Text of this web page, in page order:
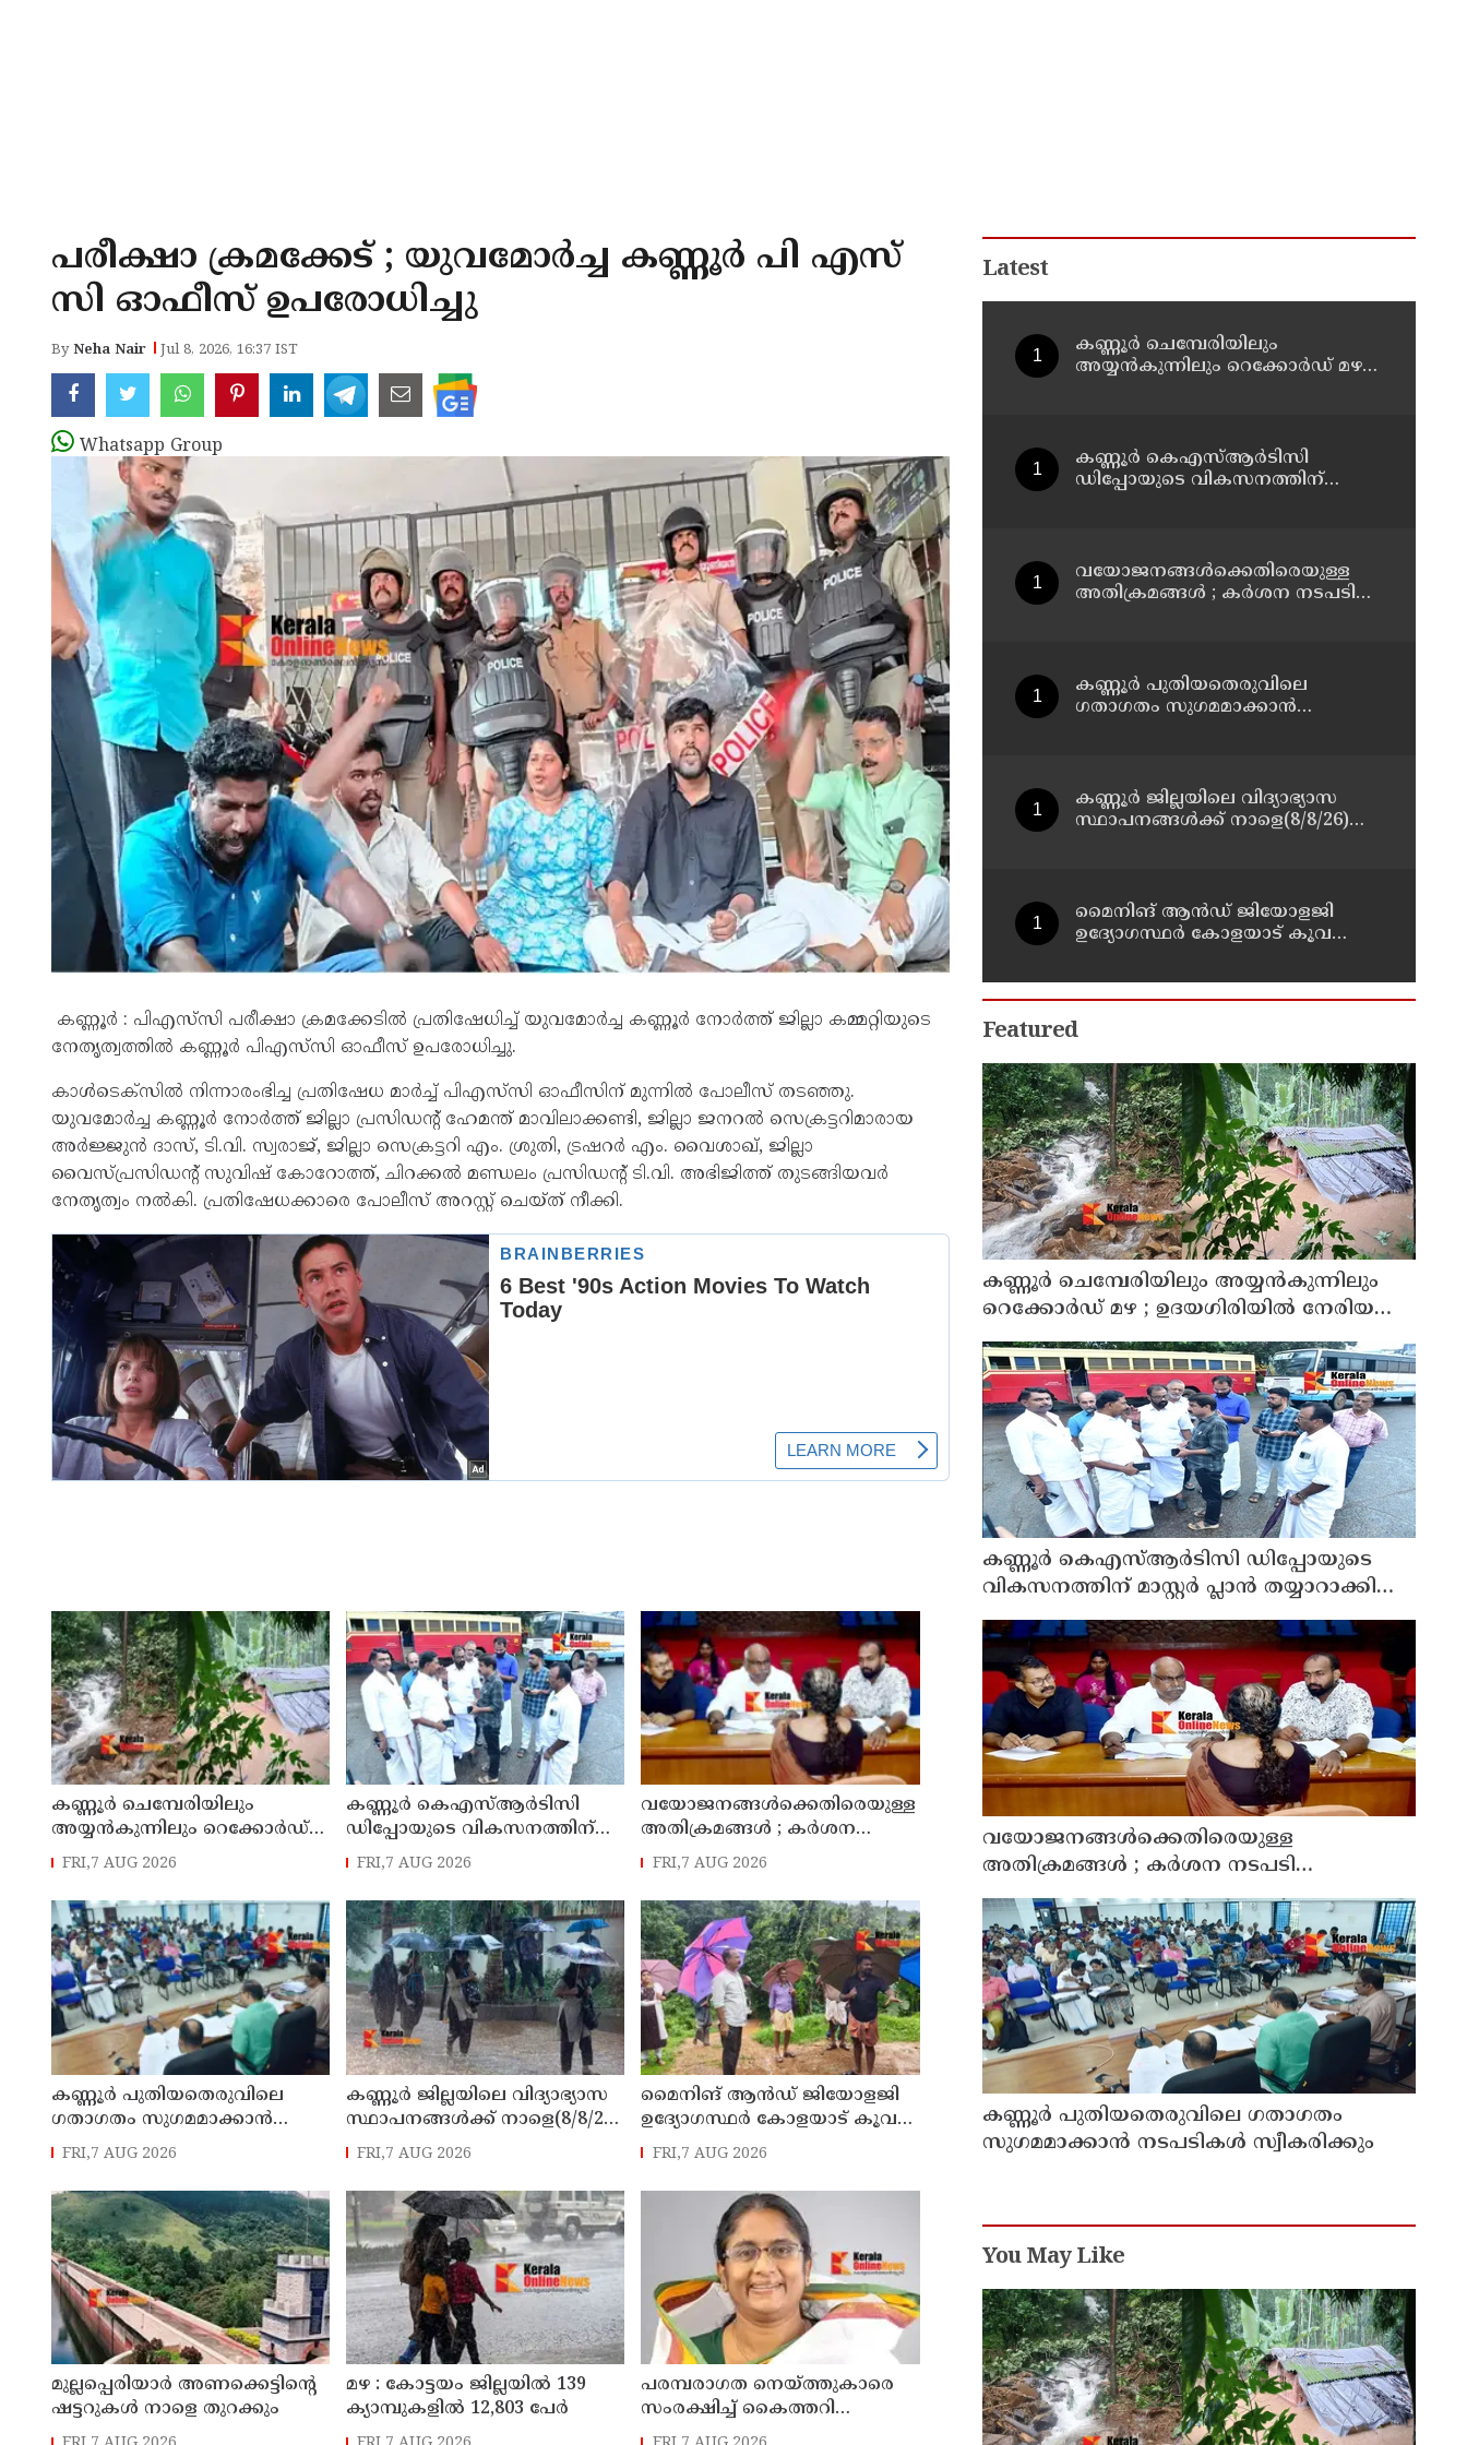
പരീക്ഷാ ക്രമക്കേട് ; യുവമോര്‍ച്ച കണ്ണൂര്‍ പി എസ്‌
സി ഓഫീസ് ഉപരോധിച്ചു
ByNeha Nair Jul 8, 2026, 16:37 IST
Whatsapp Group
കണ്ണൂര്‍ : പിഎസ്‌സി പരീക്ഷാ ക്രമക്കേടില്‍ പ്രതിഷേധിച്ച് യുവമോര്‍ച്ച കണ്ണൂര്‍ നോര്‍ത്ത് ജില്ലാ കമ്മറ്റിയുടെ
നേതൃത്വത്തില്‍ കണ്ണൂര്‍ പിഎസ്‌സി ഓഫീസ് ഉപരോധിച്ചു.
കാള്‍ടെക്‌സില്‍ നിന്നാരംഭിച്ച പ്രതിഷേധ മാര്‍ച്ച് പിഎസ്‌സി ഓഫീസിന് മുന്നില്‍ പോലീസ് തടഞ്ഞു.
യുവമോര്‍ച്ച കണ്ണൂര്‍ നോര്‍ത്ത് ജില്ലാ പ്രസിഡന്റ് ഹേമന്ത് മാവിലാക്കണ്ടി, ജില്ലാ ജനറല്‍ സെക്രട്ടറിമാരായ
അര്‍ജ്ജുന്‍ ദാസ്, ടി.വി. സ്വരാജ്, ജില്ലാ സെക്രട്ടറി എം. ശ്രുതി, ട്രഷറര്‍ എം. വൈശാഖ്, ജില്ലാ
വൈസ്പ്രസിഡന്റ് സുവിഷ് കോറോത്ത്, ചിറക്കല്‍ മണ്ഡലം പ്രസിഡന്റ് ടി.വി. അഭിജിത്ത് തുടങ്ങിയവര്‍
നേതൃത്വം നല്‍കി. പ്രതിഷേധക്കാരെ പോലീസ് അറസ്റ്റ് ചെയ്ത് നീക്കി.
കണ്ണൂർ ചെമ്പേരിയിലും
അയ്യൻകുന്നിലും റെക്കോർഡ്
മഴ ; ഉദയഗിരിയിൽ നേരിയ
ക്യാമ്പിലേക്ക് മാറ്റി
FRI,7 AUG 2026
കണ്ണൂർ കെഎസ്ആർടിസി
ഡിപ്പോയുടെ വികസനത്തിന്
മാസ്റ്റർ പ്ലാൻ തയ്യാറാക്കി
എം എൽ എ
FRI,7 AUG 2026
വയോജനങ്ങൾക്കെതിരെയുള്ള
അതിക്രമങ്ങൾ ; കർശന
നടപടി സ്വീകരിക്കുമെന്ന്
FRI,7 AUG 2026
കണ്ണൂർ പുതിയതെരുവിലെ
ഗതാഗതം സുഗമമാക്കാന്‍
നടപടികള്‍ സ്വീകരിക്കും
FRI,7 AUG 2026
കണ്ണൂർ ജില്ലയിലെ വിദ്യാഭ്യാസ
സ്ഥാപനങ്ങള്‍ക്ക് നാളെ(8/8/26)
അവധി പ്രഖ്യാപിച്ചു
FRI,7 AUG 2026
മൈനിങ് ആൻഡ്​ ജിയോളജി
ഉദ്യോഗസ്ഥർ കോളയാട് കൂവ
ഉന്നതി സന്ദർശിച്ചു
FRI,7 AUG 2026
മുല്ലപ്പെരിയാർ അണക്കെട്ടിന്റെ
ഷട്ടറുകൾ നാളെ തുറക്കും
മഴ : കോട്ടയം ജില്ലയിൽ 139
ക്യാമ്പുകളിൽ 12,803 പേര്‍
പരമ്പരാഗത നെയ്ത്തുകാരെ
സംരക്ഷിച്ച് കൈത്തറി
മേഖലയുടെ
Latest
കണ്ണൂർ ചെമ്പേരിയിലും
അയ്യൻകുന്നിലും റെക്കോർഡ് മഴ ;
കണ്ണൂർ കെഎസ്ആർടിസി
ഡിപ്പോയുടെ വികസനത്തിന്
വയോജനങ്ങൾക്കെതിരെയുള്ള
അതിക്രമങ്ങൾ ; കർശന നടപടി
കണ്ണൂർ പുതിയതെരുവിലെ
ഗതാഗതം സുഗമമാക്കാന്‍
കണ്ണൂർ ജില്ലയിലെ വിദ്യാഭ്യാസ
സ്ഥാപനങ്ങള്‍ക്ക് നാളെ(8/8/26)
മൈനിങ് ആൻഡ്​ ജിയോളജി
ഉദ്യോഗസ്ഥർ കോളയാട് കൂവ
Featured
കണ്ണൂർ ചെമ്പേരിയിലും അയ്യൻകുന്നിലും
റെക്കോർഡ് മഴ ; ഉദയഗിരിയിൽ നേരിയ
ഉരുൾപൊട്ടൽ; 13 പേരെ ക്യാമ്പിലേക്ക് മാറ്റി
കണ്ണൂർ കെഎസ്ആർടിസി ഡിപ്പോയുടെ
വികസനത്തിന് മാസ്റ്റർ പ്ലാൻ തയ്യാറാക്കി
സമർപ്പിക്കും : ടി ഒ മോഹനൻ എം എൽ എ
വയോജനങ്ങൾക്കെതിരെയുള്ള
അതിക്രമങ്ങൾ ; കർശന നടപടി
സ്വീകരിക്കുമെന്ന് കമ്മീഷൻ
കണ്ണൂർ പുതിയതെരുവിലെ ഗതാഗതം
സുഗമമാക്കാന്‍ നടപടികള്‍ സ്വീകരിക്കും
You May Like